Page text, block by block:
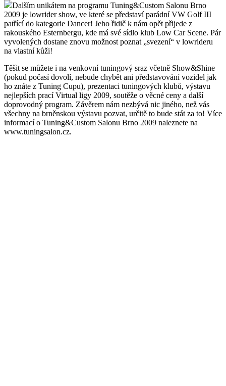
Dalším unikátem na programu Tuning&Custom Salonu Brno
2009 je lowrider show, ve které se představí parádní VW Golf III
patřící do kategorie Dancer! Jeho řidič k nám opět přijede z
rakouského Esternbergu, kde má své sídlo klub Low Car Scene. Pár
vyvolených dostane znovu možnost poznat „svezení“ v lowrideru
na vlastní kůži!
Těšit se můžete i na venkovní tuningový sraz včetně Show&Shine
(pokud počasí dovolí, nebude chybět ani představování vozidel jak
ho znáte z Tuning Cupu), prezentaci tuningových klubů, výstavu
nejlepších prací Virtual ligy 2009, soutěže o věcné ceny a další
doprovodný program. Závěrem nám nezbývá nic jiného, než vás
všechny na brněnskou výstavu pozvat, určitě to bude stát za to! Více
informací o Tuning&Custom Salonu Brno 2009 naleznete na
www.tuningsalon.cz.